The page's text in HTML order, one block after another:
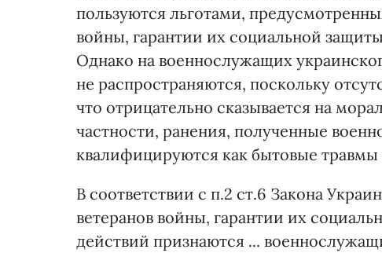
пользуются льготами,
войны, гарантии их социальной
Однако на военнослужащих
не распространяются, поскольку
что отрицательно сказывается на
частности, ранения, полученные
квалифицируются как бытовые травмы
В соответствии с п.2 ст.6 Закона
ветеранов войны, гарантии их
действий признаются ...